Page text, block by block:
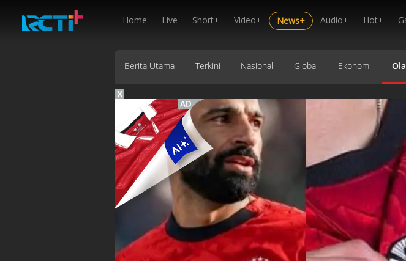
Home Live Short+ Video+ News+ Audio+ Hot+
Berita Utama Terkini Nasional Global Ekonomi
X